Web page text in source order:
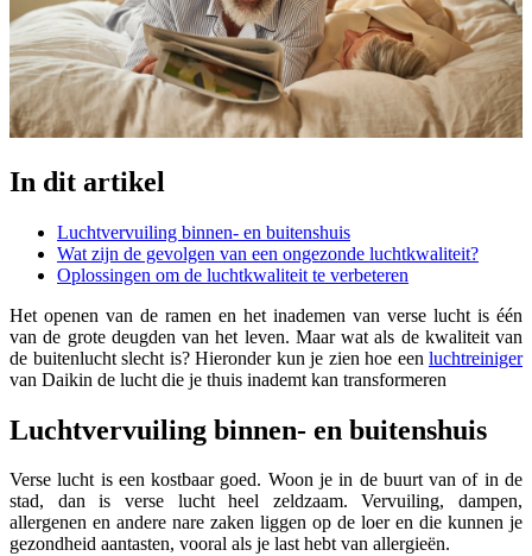
In dit artikel
Luchtvervuiling binnen- en buitenshuis
Wat zijn de gevolgen van een ongezonde luchtkwaliteit?
Oplossingen om de luchtkwaliteit te verbeteren
Het openen van de ramen en het inademen van verse lucht is één
van de grote deugden van het leven. Maar wat als de kwaliteit van
de buitenlucht slecht is? Hieronder kun je zien hoe een luchtreiniger
van Daikin de lucht die je thuis inademt kan transformeren
Luchtvervuiling binnen- en buitenshuis
Verse lucht is een kostbaar goed. Woon je in de buurt van of in de
stad, dan is verse lucht heel zeldzaam. Vervuiling, dampen,
allergenen en andere nare zaken liggen op de loer en die kunnen je
gezondheid aantasten, vooral als je last hebt van allergieën.